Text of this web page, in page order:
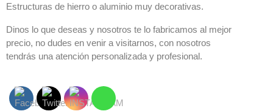
Estructuras de hierro o aluminio muy decorativas.
Dinos lo que deseas y nosotros te lo fabricamos al mejor
precio, no dudes en venir a visitarnos, con nosotros
tendrás una atención personalizada y profesional.